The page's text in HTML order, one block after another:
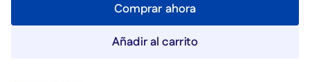
Comprar ahora
Añadir al carrito